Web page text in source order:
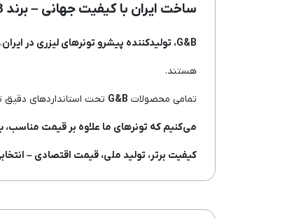
ساخت ایران با کیفیت جهانی – برند G&B
G&B، تولیدکننده پیشرو تونرهای لیزری در ایران
هستند.
تمامی محصولات G&B تحت استانداردهای
می‌کنیم که تونرهای ما علاوه بر قیمت مناسب،
کیفیت برتر، تولید ملی، قیمت اقتصادی –